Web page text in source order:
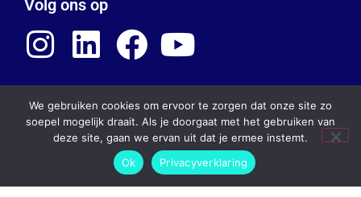
Volg ons op
Mede mogelijk gemaakt door:
We gebruiken cookies om ervoor te zorgen dat onze site zo
soepel mogelijk draait. Als je doorgaat met het gebruiken van
deze site, gaan we ervan uit dat je ermee instemt.
Ok
Privacyverklaring